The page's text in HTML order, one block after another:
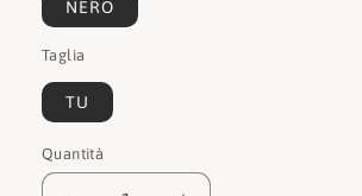
NERO
Taglia
TU
Quantità
Quantità